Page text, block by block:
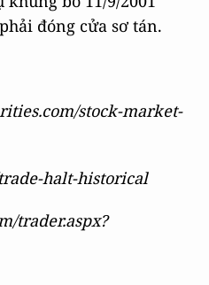
đóng cửa sơ tán.
stock-market-
halt-historical
trader.aspx?